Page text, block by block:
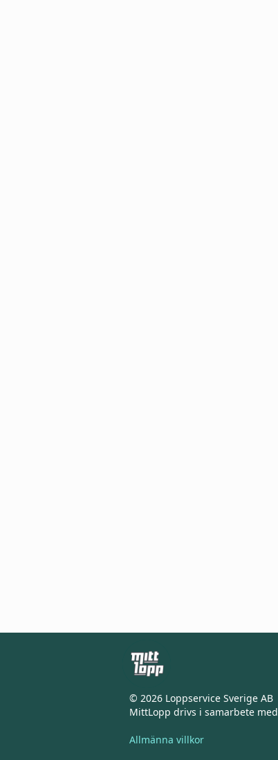
© 2026 Loppservice Sverige AB
MittLopp drivs i samarbete med
Allmänna villkor